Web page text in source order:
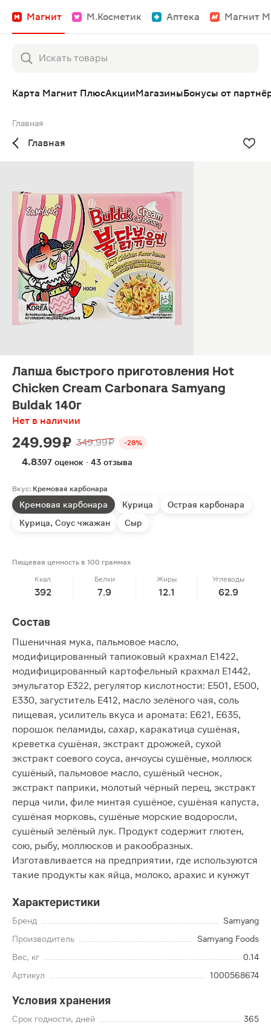
Магнит М.Косметик Аптека Магнит
Карта Магнит ПлюсАкцииМагазиныБонусы от
Главная
Главная
Лапша быстрого приготовления Hot
Chicken Cream Carbonara Samyang
Buldak 140г
Нет в наличии
249.99 ₽ 349.99 ₽ -28%
4.8397 оценок · 43 отзыва
Вкус: Кремовая карбонара
Кремовая карбонара Курица
Острая карбонара
Курица, Соус чжажан
Сыр
Пищевая ценность в 100 граммах
Ккал
392
Белки
7.9
Жиры
12.1
Углеводы
62.9
Состав
Пшеничная мука, пальмовое масло,
модифицированный тапиоковый крахмал Е1422,
модифицированный картофельный крахмал Е1442,
эмульгатор Е322, регулятор кислотности: Е501, Е500,
Е330, загуститель Е412, масло зелёного чая, соль
пищевая, усилитель вкуса и аромата: Е621, Е635,
порошок пеламиды, сахар, каракатица сушёная,
креветка сушёная, экстракт дрожжей, сухой
экстракт соевого соуса, анчоусы сушёные, моллюск
сушёный, пальмовое масло, сушёный чеснок,
экстракт паприки, молотый чёрный перец, экстракт
перца чили, филе минтая сушёное, сушёная капуста,
сушёная морковь, сушёные морские водоросли,
сушёный зелёный лук. Продукт содержит глютен,
сою, рыбу, моллюсков и ракообразных.
Изготавливается на предприятии, где используются
такие продукты как яйца, молоко, арахис и кунжут
Характеристики
Бренд
Samyang
Производитель
Samyang Foods
Вес, кг
0.14
Артикул
1000568674
Условия хранения
Срок годности, дней 365